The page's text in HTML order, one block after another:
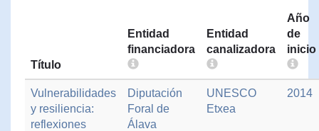
Título
Entidad
financiadora
Entidad
canalizadora
Año
de
inicio
Vulnerabilidades
y resiliencia:
reflexiones
Diputación
Foral de
Álava
UNESCO
Etxea
2014